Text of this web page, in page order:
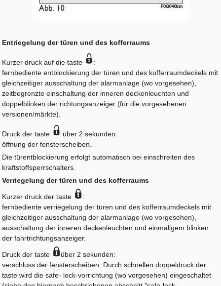
Entriegelung der türen und des kofferraums
Kurzer druck auf die taste
:
fernbediente entblockierung der türen und des kofferraumdeckels mit
gleichzeitiger ausschaltung der alarmanlage (wo vorgesehen),
zeitbegrenzte einschaltung der inneren deckenleuchten und
doppelblinken der richtungsanzeiger (für die vorgesehenen
versionen/märkte).
Druck der taste
über 2 sekunden:
öffnung der fensterscheiben.
Die türentblockierung erfolgt automatisch bei einschreiten des
kraftstoffsperrschalters.
Verriegelung der türen und des kofferraums
Kurzer druck der taste
:
fernbediente verriegelung der türen und des kofferraumdeckels mit
gleichzeitiger ausschaltung der alarmanlage (wo vorgesehen),
ausschaltung der inneren deckenleuchten und einmaligem blinken
der fahrtrichtungsanzeiger.
Druck der taste
über 2 sekunden:
verschluss der fensterscheiben. Durch schnellen doppeldruck der
taste wird die safe- lock-vorrichtung (wo vorgesehen) eingeschaltet